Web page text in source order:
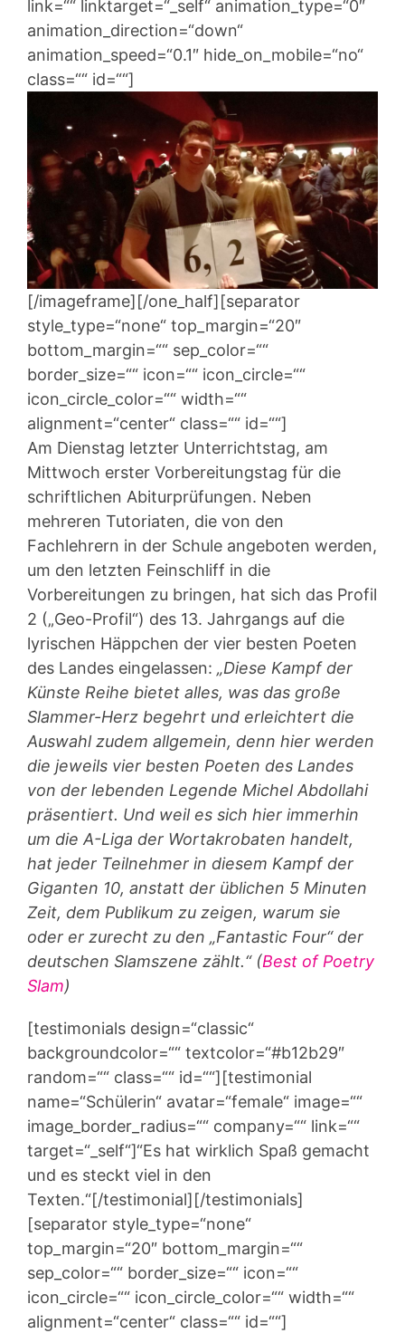
link=““ linktarget=“_self“ animation_type=“0″
animation_direction=“down“
animation_speed=“0.1″ hide_on_mobile=“no“
class=““ id=““]
[/imageframe][/one_half][separator
style_type=“none“ top_margin=“20″
bottom_margin=““ sep_color=““
border_size=““ icon=““ icon_circle=““
icon_circle_color=““ width=““
alignment=“center“ class=““ id=““]
Am Dienstag letzter Unterrichtstag, am
Mittwoch erster Vorbereitungstag für die
schriftlichen Abiturprüfungen. Neben
mehreren Tutoriaten, die von den
Fachlehrern in der Schule angeboten werden,
um den letzten Feinschliff in die
Vorbereitungen zu bringen, hat sich das Profil
2 („Geo-Profil“) des 13. Jahrgangs auf die
lyrischen Häppchen der vier besten Poeten
des Landes eingelassen: „Diese Kampf der
Künste Reihe bietet alles, was das große
Slammer-Herz begehrt und erleichtert die
Auswahl zudem allgemein, denn hier werden
die jeweils vier besten Poeten des Landes
von der lebenden Legende Michel Abdollahi
präsentiert. Und weil es sich hier immerhin
um die A-Liga der Wortakrobaten handelt,
hat jeder Teilnehmer in diesem Kampf der
Giganten 10, anstatt der üblichen 5 Minuten
Zeit, dem Publikum zu zeigen, warum sie
oder er zurecht zu den „Fantastic Four“ der
deutschen Slamszene zählt.“ (Best of Poetry
Slam)
[testimonials design=“classic“
backgroundcolor=““ textcolor=“#b12b29″
random=““ class=““ id=““][testimonial
name=“Schülerin“ avatar=“female“ image=““
image_border_radius=““ company=““ link=““
target=“_self“]“Es hat wirklich Spaß gemacht
und es steckt viel in den
Texten.“[/testimonial][/testimonials]
[separator style_type=“none“
top_margin=“20″ bottom_margin=““
sep_color=““ border_size=““ icon=““
icon_circle=““ icon_circle_color=““ width=““
alignment=“center“ class=““ id=““]